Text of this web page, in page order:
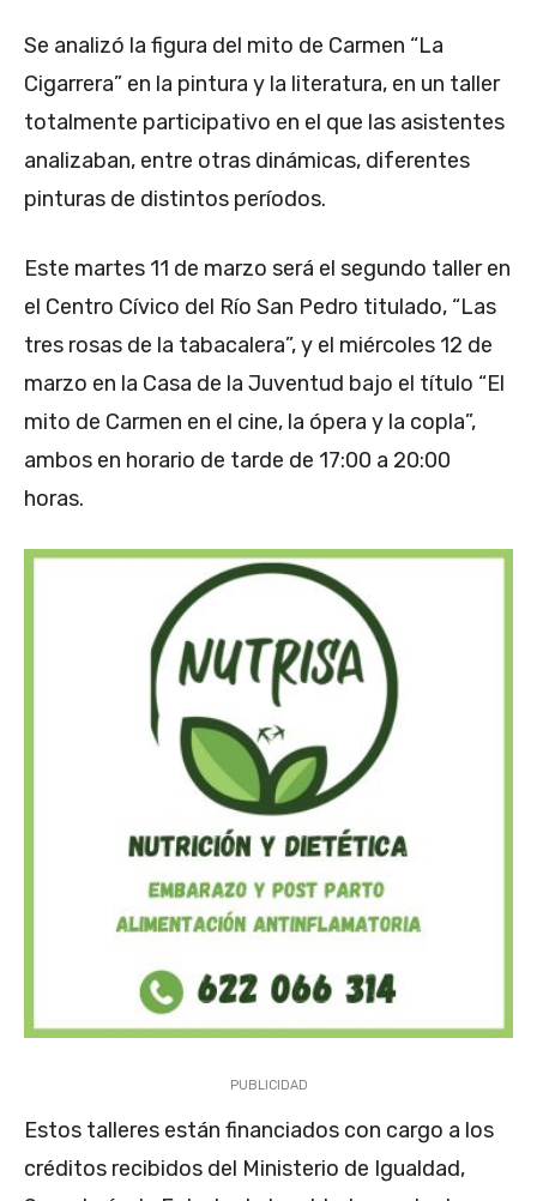
Se analizó la figura del mito de Carmen “La
Cigarrera” en la pintura y la literatura, en un taller
totalmente participativo en el que las asistentes
analizaban, entre otras dinámicas, diferentes
pinturas de distintos períodos.
Este martes 11 de marzo será el segundo taller en
el Centro Cívico del Río San Pedro titulado, “Las
tres rosas de la tabacalera”, y el miércoles 12 de
marzo en la Casa de la Juventud bajo el título “El
mito de Carmen en el cine, la ópera y la copla”,
ambos en horario de tarde de 17:00 a 20:00
horas.
PUBLICIDAD
Estos talleres están financiados con cargo a los
créditos recibidos del Ministerio de Igualdad,